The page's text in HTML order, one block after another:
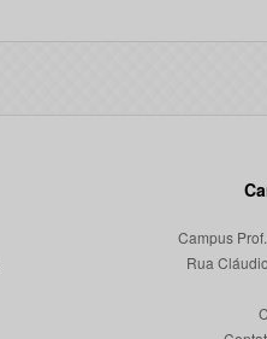
Campus
Rua